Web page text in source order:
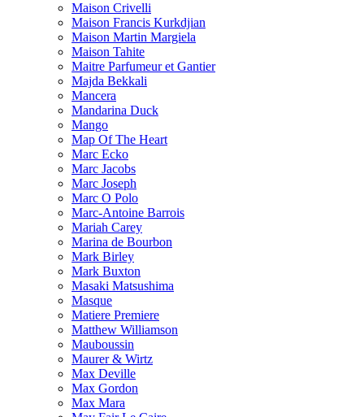
Maison Crivelli
Maison Francis Kurkdjian
Maison Martin Margiela
Maison Tahite
Maitre Parfumeur et Gantier
Majda Bekkali
Mancera
Mandarina Duck
Mango
Map Of The Heart
Marc Ecko
Marc Jacobs
Marc Joseph
Marc O Polo
Marc-Antoine Barrois
Mariah Carey
Marina de Bourbon
Mark Birley
Mark Buxton
Masaki Matsushima
Masque
Matiere Premiere
Matthew Williamson
Mauboussin
Maurer & Wirtz
Max Deville
Max Gordon
Max Mara